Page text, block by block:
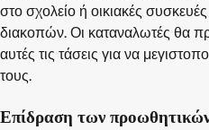
στο σχολείο ή οικιακές
διακοπών. Οι καταναλωτές θα
αυτές τις τάσεις για να
τους.
Επίδραση των